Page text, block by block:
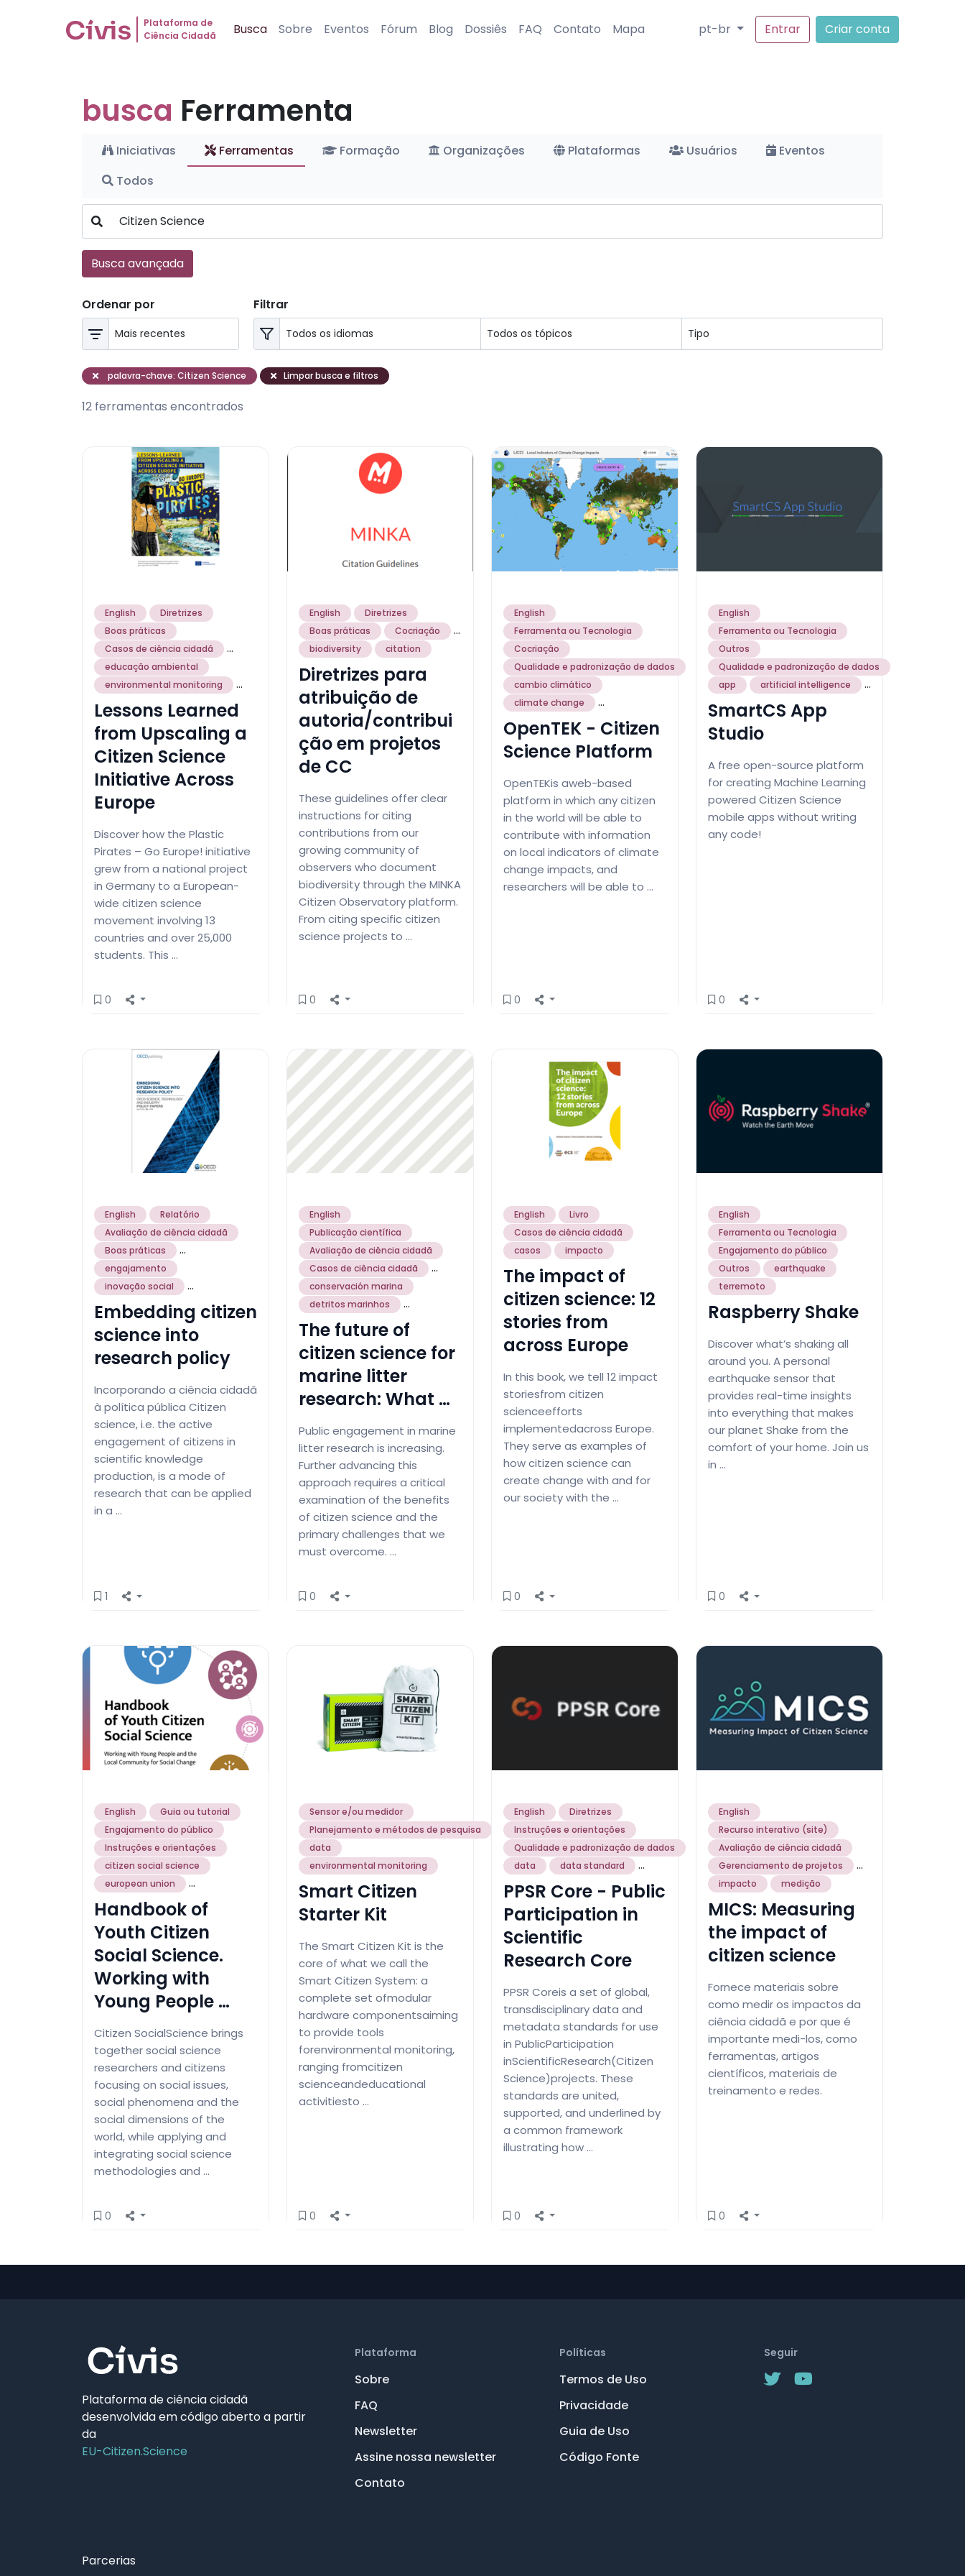
Plataforma de
Ciência Cidadã
Busca Sobre Eventos Fórum Blog Dossiês FAQ Contato Mapa pt-br Entrar Criar conta
busca Ferramenta
Iniciativas Ferramentas Formação Organizações Plataformas Usuários
Eventos
Todos
Busca avançada
Ordenar por Filtrar
palavra-chave: Citizen Science Limpar busca e filtros
12 ferramentas encontrados
English
Diretrizes
Boas práticas
Casos de ciência cidadã
...
educação ambiental
environmental monitoring
...
Lessons Learned
from Upscaling a
Citizen Science
Initiative Across
Europe
Discover how the Plastic
Pirates – Go Europe! initiative
grew from a national project
in Germany to a European-
wide citizen science
movement involving 13
countries and over 25,000
students. This …
0
English
Diretrizes
Boas práticas
Cocriação ...
biodiversity citation
Diretrizes para
atribuição de
autoria/contribui
ção em projetos
de CC
These guidelines offer clear
instructions for citing
contributions from our
growing community of
observers who document
biodiversity through the MINKA
Citizen Observatory platform.
From citing specific citizen
science projects to …
0
English
Ferramenta ou Tecnologia
Cocriação
Qualidade e padronização de dados
cambio climático
climate change
...
OpenTEK - Citizen
Science Platform
OpenTEKis aweb-based
platform in which any citizen
in the world will be able to
contribute with information
on local indicators of climate
change impacts, and
researchers will be able to …
0
English
Ferramenta ou Tecnologia
Outros
Qualidade e padronização de dados
app
artificial intelligence ...
SmartCS App
Studio
A free open-source platform
for creating Machine Learning
powered Citizen Science
mobile apps without writing
any code!
0
English
Relatório
Avaliação de ciência cidadã
Boas práticas
...
engajamento
inovação social
...
Embedding citizen
science into
research policy
Incorporando a ciência cidadã
à política pública Citizen
science, i.e. the active
engagement of citizens in
scientific knowledge
production, is a mode of
research that can be applied
in a …
1
English
Publicação científica
Avaliação de ciência cidadã
Casos de ciência cidadã
...
conservación marina
detritos marinhos
...
The future of
citizen science for
marine litter
research: What …
Public engagement in marine
litter research is increasing.
Further advancing this
approach requires a critical
examination of the benefits
of citizen science and the
primary challenges that we
must overcome. …
0
English
Livro
Casos de ciência cidadã
casos
impacto
The impact of
citizen science: 12
stories from
across Europe
In this book, we tell 12 impact
storiesfrom citizen
scienceefforts
implementedacross Europe.
They serve as examples of
how citizen science can
create change with and for
our society with the …
0
English
Ferramenta ou Tecnologia
Engajamento do público
Outros
earthquake
terremoto
Raspberry Shake
Discover what’s shaking all
around you. A personal
earthquake sensor that
provides real-time insights
into everything that makes
our planet Shake from the
comfort of your home. Join us
in …
0
English
Guia ou tutorial
Engajamento do público
Instruções e orientações
citizen social science
european union
...
Handbook of
Youth Citizen
Social Science.
Working with
Young People …
Citizen SocialScience brings
together social science
researchers and citizens
focusing on social issues,
social phenomena and the
social dimensions of the
world, while applying and
integrating social science
methodologies and …
0
Sensor e/ou medidor
Planejamento e métodos de pesquisa
data
environmental monitoring
Smart Citizen
Starter Kit
The Smart Citizen Kit is the
core of what we call the
Smart Citizen System: a
complete set ofmodular
hardware componentsaiming
to provide tools
forenvironmental monitoring,
ranging fromcitizen
scienceandeducational
activitiesto …
0
English
Diretrizes
Instruções e orientações
Qualidade e padronização de dados
data
data standard ...
PPSR Core - Public
Participation in
Scientific
Research Core
PPSR Coreis a set of global,
transdisciplinary data and
metadata standards for use
in PublicParticipation
inScientificResearch(Citizen
Science)projects. These
standards are united,
supported, and underlined by
a common framework
illustrating how …
0
English
Recurso interativo (site)
Avaliação de ciência cidadã
Gerenciamento de projetos
...
impacto medição
MICS: Measuring
the impact of
citizen science
Fornece materiais sobre
como medir os impactos da
ciência cidadã e por que é
importante medi-los, como
ferramentas, artigos
científicos, materiais de
treinamento e redes.
0
Plataforma de ciência cidadã
desenvolvida em código aberto a partir
da
EU-Citizen.Science
Plataforma
Sobre
FAQ
Newsletter
Assine nossa newsletter
Contato
Políticas
Termos de Uso
Privacidade
Guia de Uso
Código Fonte
Seguir
Parcerias